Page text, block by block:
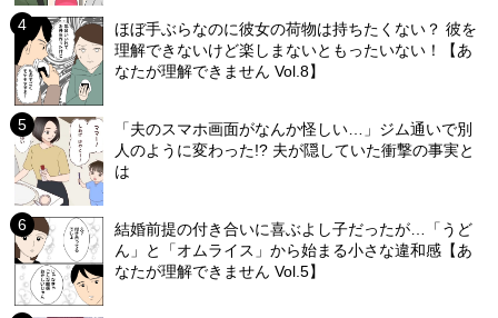
ほぼ手ぶらなのに彼女の荷物は持ちたくない？ 彼を
理解できないけど楽しまないともったいない！【あ
なたが理解できません Vol.8】
「夫のスマホ画面がなんか怪しい…」ジム通いで別
人のように変わった!? 夫が隠していた衝撃の事実と
は
結婚前提の付き合いに喜ぶよし子だったが…「うど
ん」と「オムライス」から始まる小さな違和感【あ
なたが理解できません Vol.5】